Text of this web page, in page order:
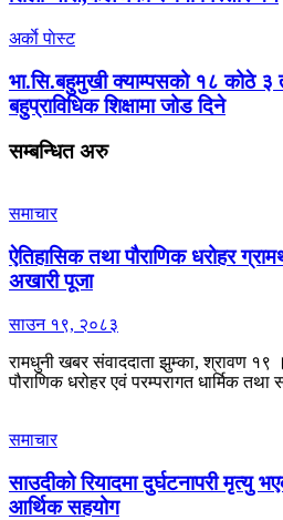
अर्काे पाेस्ट
भा.सि.बहुमुखी क्याम्पसको १८ कोठे ३
बहुप्राविधिक शिक्षामा जोड दिने
सम्बन्धितअरु
समाचार
ऐतिहासिक तथा पौराणिक धरोहर
अखारी पूजा
साउन १९, २०८३
रामधुनी खबर संवाददाता झुम्का, श्रावण १९
पौराणिक धरोहर एवं परम्परागत धार्मिक
समाचार
साउदीको रियादमा दुर्घटनापरी मृत्यु
आर्थिक सहयोग